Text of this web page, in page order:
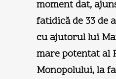
moment dat,
fatidică de 33 de
cu ajutorul lui
mare potentat al
Monopolului, la